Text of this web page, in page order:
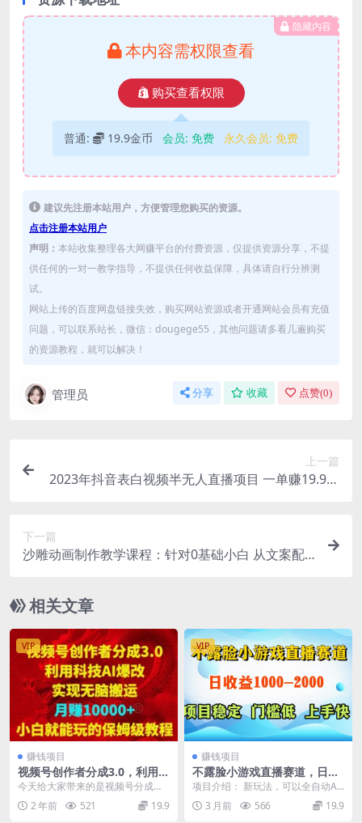
隐藏内容
本内容需权限查看
购买查看权限
普通: 19.9金币 会员: 免费 永久会员: 免费
建议先注册本站用户，方便管理您购买的资源。
点击注册本站用户
声明： 本站收集整理各大网赚平台的付费资源，仅提供资源分享，不提
供任何的一对一教学指导，不提供任何收益保障，具体请自行分辨测
试。
网站上传的百度网盘链接失效，购买网站资源或者开通网站会员有充值
问题，可以联系站长，微信：dougege55，其他问题请多看几遍购买
的资源教程，就可以解决！
管理员 分享 收藏 点赞(0)
上一篇
2023年抖音表白视频半无人直播项目 一单赚19.9到
下一篇
沙雕动画制作教学课程：针对0基础小白 从文案配
相关文章
VIP
赚钱项目
视频号创作者分成3.0，利用科
技AI爆改，实现无脑搬运，月
赚10000+，小白就能玩的保姆
级教程
今天给大家带来的是视频号分成计
划3.0，2024年最新的高收益玩
法，这个赛道目前...
2 年前 521 19.9
VIP
赚钱项目
不露脸小游戏直播赛道，日收
益500-1k+，可全自动AI玩，
可脚本玩，可真人玩，项目稳
定，上手快
项目介绍： 新玩法，可以全自动AI
玩，可以脚本玩，也可以真人玩，
日收益500-1...
3 月前 566 19.9